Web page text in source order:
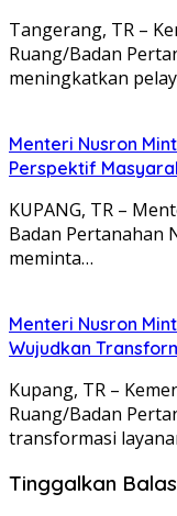
Tangerang, TR –
Ruang/Badan
meningkatkan
Menteri Nusron
Perspektif
KUPANG, TR –
Badan Pertanahan
meminta…
Menteri Nusron
Wujudkan
Kupang, TR –
Ruang/Badan
transformasi
Tinggalkan